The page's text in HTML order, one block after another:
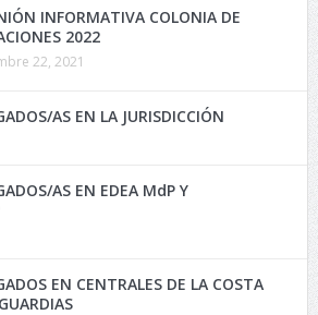
INFORMATIVA COLONIA DE
2022
22, 2021
AS EN LA JURISDICCIÓN
AS EN EDEA MdP Y
EN CENTRALES DE LA COSTA